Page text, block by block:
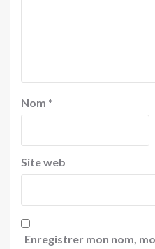
Nom *
Site web
Enregistrer mon nom,